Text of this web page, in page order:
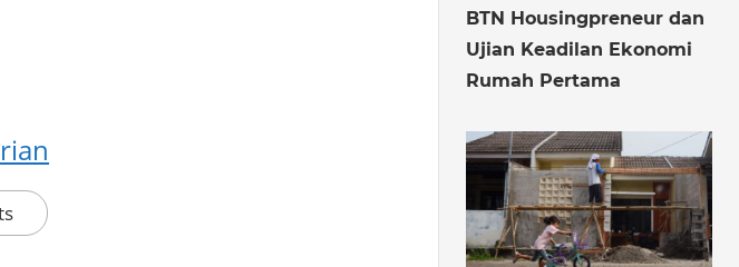
BTN Housingpreneur dan
Ujian Keadilan Ekonomi
Rumah Pertama